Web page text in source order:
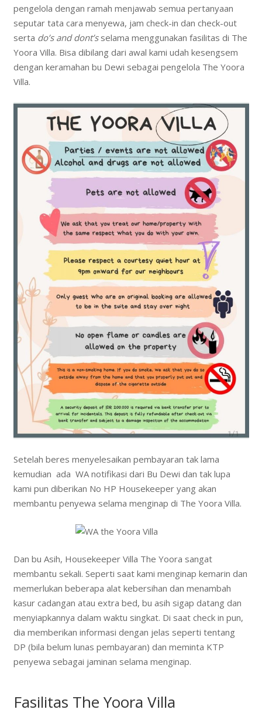
pengelola dengan ramah menjawab semua pertanyaan
seputar tata cara menyewa, jam check-in dan check-out
serta do’s and dont’s selama menggunakan fasilitas di The
Yoora Villa. Bisa dibilang dari awal kami udah kesengsem
dengan keramahan bu Dewi sebagai pengelola The Yoora
Villa.
Setelah beres menyelesaikan pembayaran tak lama
kemudian ada WA notifikasi dari Bu Dewi dan tak lupa
kami pun diberikan No HP Housekeeper yang akan
membantu penyewa selama menginap di The Yoora Villa.
Dan bu Asih, Housekeeper Villa The Yoora sangat
membantu sekali. Seperti saat kami menginap kemarin dan
memerlukan beberapa alat kebersihan dan menambah
kasur cadangan atau extra bed, bu asih sigap datang dan
menyiapkannya dalam waktu singkat. Di saat check in pun,
dia memberikan informasi dengan jelas seperti tentang
DP (bila belum lunas pembayaran) dan meminta KTP
penyewa sebagai jaminan selama menginap.
Fasilitas The Yoora Villa